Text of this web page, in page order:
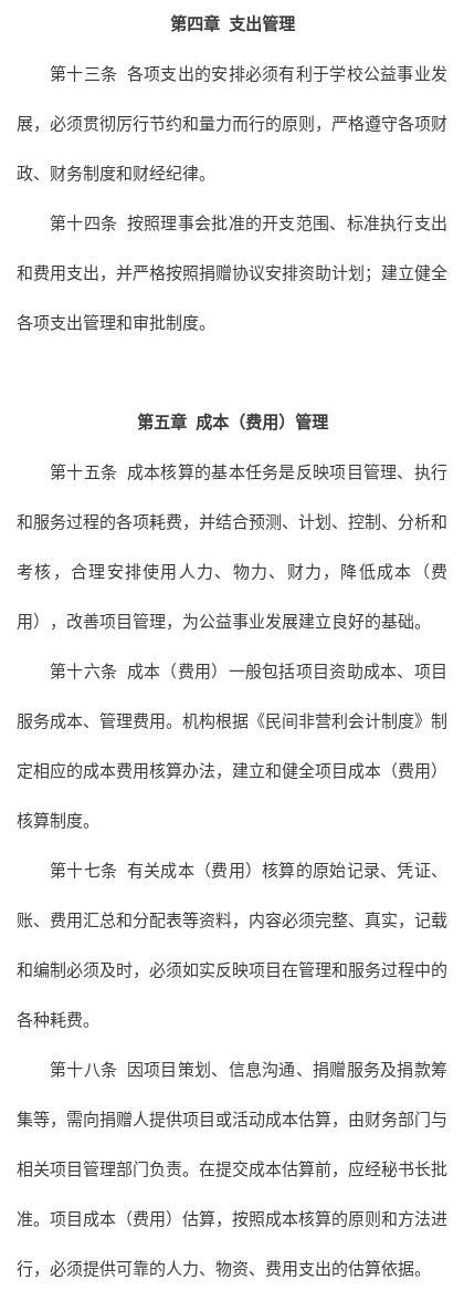
第四章 支出管理
第十三条 各项支出的安排必须有利于学校公益事业发
展，必须贯彻厉行节约和量力而行的原则，严格遵守各项财
政、财务制度和财经纪律。
第十四条 按照理事会批准的开支范围、标准执行支出
和费用支出，并严格按照捐赠协议安排资助计划；建立健全
各项支出管理和审批制度。
第五章 成本（费用）管理
第十五条 成本核算的基本任务是反映项目管理、执行
和服务过程的各项耗费，并结合预测、计划、控制、分析和
考核，合理安排使用人力、物力、财力，降低成本（费
用），改善项目管理，为公益事业发展建立良好的基础。
第十六条 成本（费用）一般包括项目资助成本、项目
服务成本、管理费用。机构根据《民间非营利会计制度》制
定相应的成本费用核算办法，建立和健全项目成本（费用）
核算制度。
第十七条 有关成本（费用）核算的原始记录、凭证、
账、费用汇总和分配表等资料，内容必须完整、真实，记载
和编制必须及时，必须如实反映项目在管理和服务过程中的
各种耗费。
第十八条 因项目策划、信息沟通、捐赠服务及捐款筹
集等，需向捐赠人提供项目或活动成本估算，由财务部门与
相关项目管理部门负责。在提交成本估算前，应经秘书长批
准。项目成本（费用）估算，按照成本核算的原则和方法进
行，必须提供可靠的人力、物资、费用支出的估算依据。